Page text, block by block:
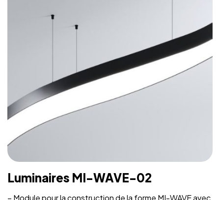
Luminaires MI-WAVE-02
– Module pour la construction de la forme MI-WAVE avec